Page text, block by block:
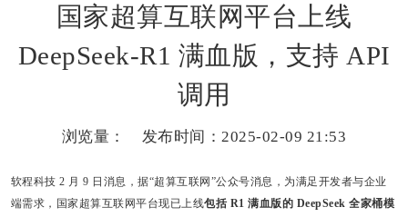
国家超算互联网平台上线
DeepSeek-R1 满血版，支持 API
调用
浏览量： 发布时间：2025-02-09 21:53
软程科技 2 月 9 日消息，据“超算互联网”公众号消息，为满足开发者与企业
端需求，国家超算互联网平台现已上线包括 R1 满血版的 DeepSeek 全家桶模